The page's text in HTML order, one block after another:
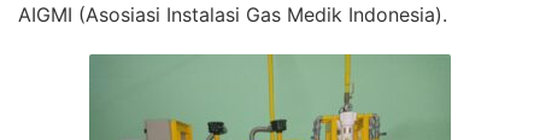
AIGMI (Asosiasi Instalasi Gas Medik Indonesia).